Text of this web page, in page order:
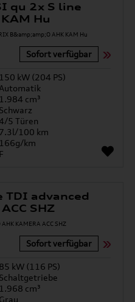
qu 2x S line
Hu
Sofort verfügbar
150 kW (204 PS)
Automatik
1.984 cm³
Schwarz
5 Türen
7.3l/100 km
166g/km
F
advanced
SHZ
Sofort verfügbar
85 kW (116 PS)
Schaltgetriebe
1.968 cm³
Grau